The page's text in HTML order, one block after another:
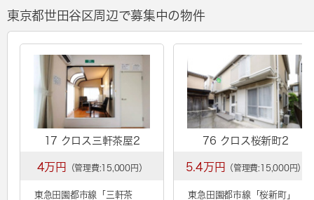
東京都世田谷区周辺で募集中の物件
17 クロス三軒茶屋2
4万円 （管理費:15,000円）
東急田園都市線「 三軒茶
76 クロス桜新町2
5.4万円 （管理費:15,000円）
東急田園都市線「桜新町」